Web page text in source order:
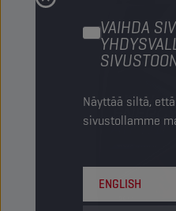
VAIHDA
Näyttää siltä,
sivustollamme
ENGLISH